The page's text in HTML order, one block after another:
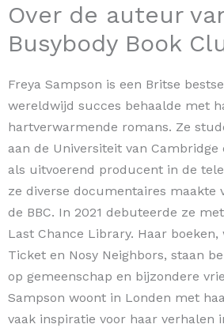
Over de auteur
Busybody Book
Freya Sampson is een Britse
wereldwijd succes behaalde met
hartverwarmende romans. Ze
aan de Universiteit van
als uitvoerend producent in de
ze diverse documentaires maakte
de BBC. In 2021 debuteerde ze
Last Chance Library. Haar
Ticket en Nosy Neighbors, staan
op gemeenschap en bijzondere
Sampson woont in Londen met
vaak inspiratie voor haar verhalen